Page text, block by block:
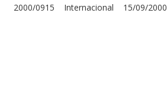
2000/0915 Internacional 15/09/2000